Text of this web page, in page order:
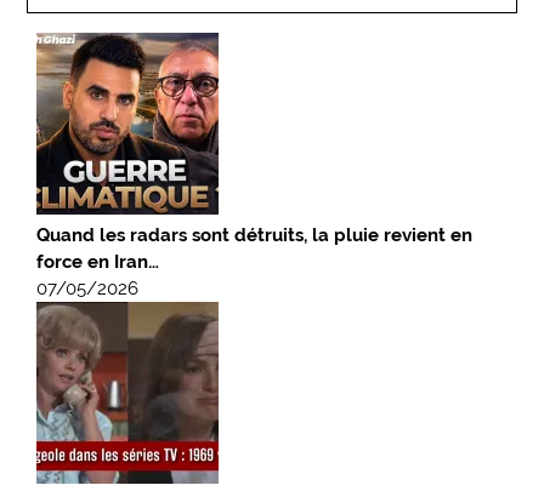
Quand les radars sont détruits, la pluie revient en
force en Iran…
07/05/2026